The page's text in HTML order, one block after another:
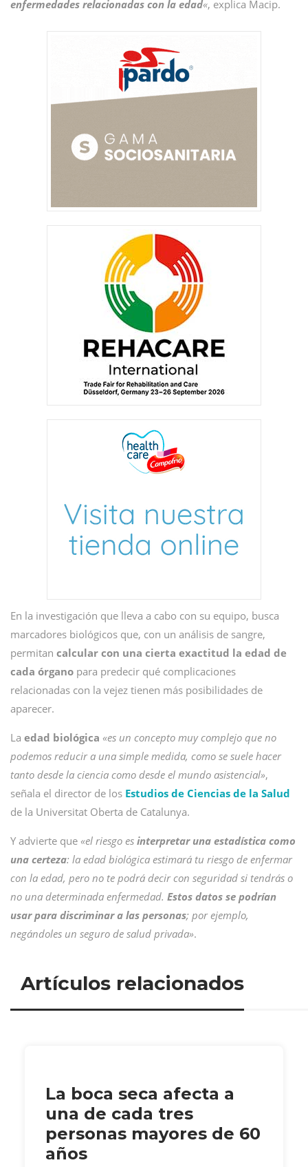
enfermedades relacionadas con la edad«, explica Macip.
En la investigación que lleva a cabo con su equipo, busca
marcadores biológicos que, con un análisis de sangre,
permitan calcular con una cierta exactitud la edad de
cada órgano para predecir qué complicaciones
relacionadas con la vejez tienen más posibilidades de
aparecer.
La edad biológica «es un concepto muy complejo que no
podemos reducir a una simple medida, como se suele hacer
tanto desde la ciencia como desde el mundo asistencial»,
señala el director de los Estudios de Ciencias de la Salud
de la Universitat Oberta de Catalunya.
Y advierte que «el riesgo es interpretar una estadística como
una certeza: la edad biológica estimará tu riesgo de enfermar
con la edad, pero no te podrá decir con seguridad si tendrás o
no una determinada enfermedad. Estos datos se podrían
usar para discriminar a las personas; por ejemplo,
negándoles un seguro de salud privada».
Artículos relacionados
La boca seca afecta a
una de cada tres
personas mayores de 60
años